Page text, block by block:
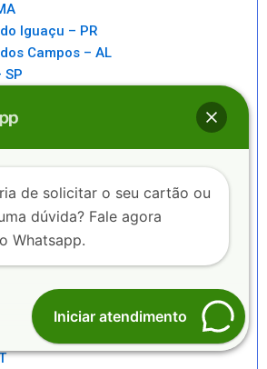
Iguaçu – PR
Campos – AL
SP
– SP
– BA
– MG
de solicitar o seu cartão ou
dúvida? Fale agora
Whatsapp.
Iniciar atendimento